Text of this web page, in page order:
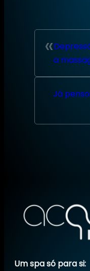
«
a
Já
Um spa só para si: